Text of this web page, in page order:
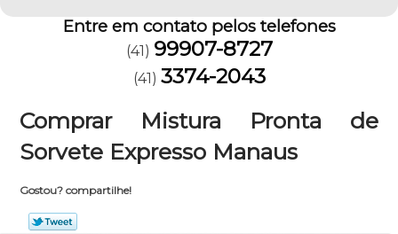
Entre em contato pelos telefones
(41) 99907-8727
(41) 3374-2043
Comprar Mistura Pronta de
Sorvete Expresso Manaus
Gostou? compartilhe!